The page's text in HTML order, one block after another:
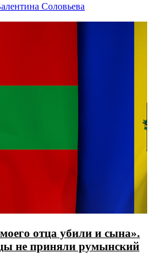
Соловьева
отца убили и сына».
не приняли румынский